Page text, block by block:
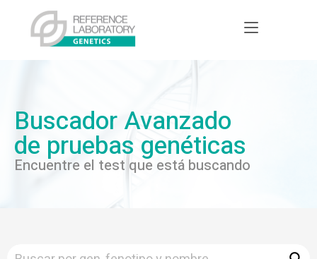
Buscador Avanzado
de pruebas genéticas
Encuentre el test que está buscando